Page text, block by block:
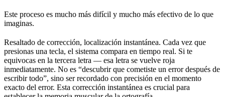
Este proceso es mucho más difícil y mucho más efectivo de lo que
imaginas.
Resaltado de corrección, localización instantánea. Cada vez que
presionas una tecla, el sistema compara en tiempo real. Si te
equivocas en la tercera letra — esa letra se vuelve roja
inmediatamente. No es “descubrir que cometiste un error después de
escribir todo”, sino ser recordado con precisión en el momento
exacto del error. Esta corrección instantánea es crucial para